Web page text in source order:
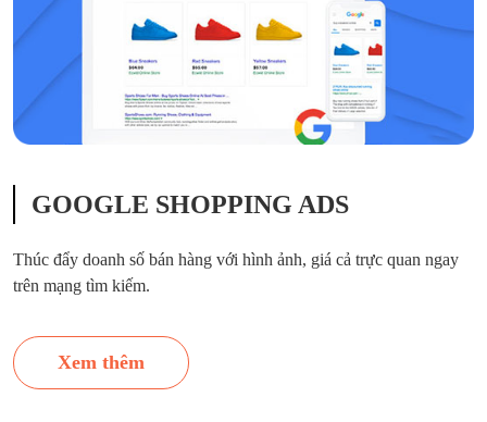
GOOGLE SHOPPING ADS
Thúc đẩy doanh số bán hàng với hình ảnh, giá cả trực quan ngay
trên mạng tìm kiếm.
Xem thêm